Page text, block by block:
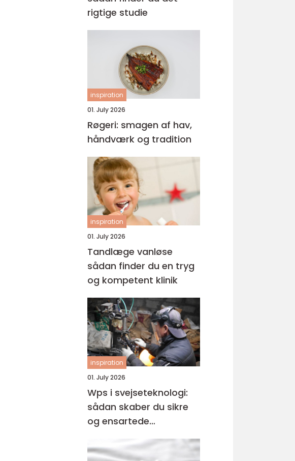
rigtige studie
inspiration
01. July 2026
Røgeri: smagen af hav,
håndværk og tradition
inspiration
01. July 2026
Tandlæge vanløse
sådan finder du en tryg
og kompetent klinik
inspiration
01. July 2026
Wps i svejseteknologi:
sådan skaber du sikre
og ensartede